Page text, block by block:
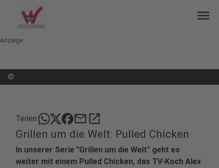
menu
Anzeige
©
Teilen: mailopen_in_new
Grillen um die Welt: Pulled Chicken
In unserer Serie "Grillen um die Welt" geht es
weiter mit einem Pulled Chicken, das TV-Koch Alex